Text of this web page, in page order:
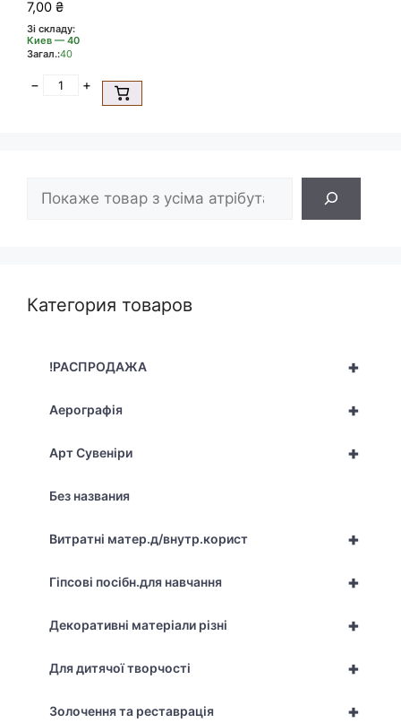
7,00 ₴
Зі складу:
Киев — 40
Загал.:40
− +
Категория товаров
+
!РАСПРОДАЖА
+
Аерографія
+
Арт Сувеніри
Без названия
+
Витратні матер.д/внутр.корист
+
Гіпсові посібн.для навчання
+
Декоративні матеріали різні
+
Для дитячої творчості
+
Золочення та реставрація